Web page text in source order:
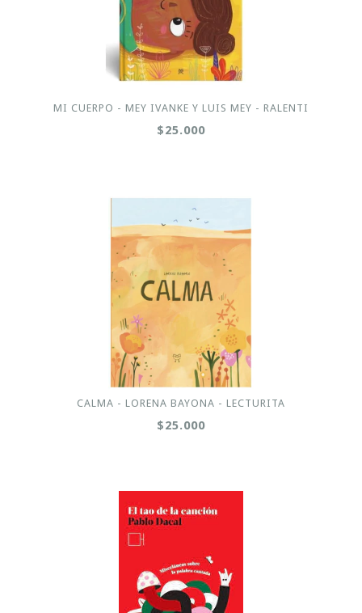
MI CUERPO - MEY IVANKE Y LUIS MEY - RALENTI
$25.000
CALMA - LORENA BAYONA - LECTURITA
$25.000